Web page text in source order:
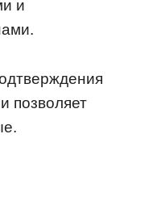
и
позволяет